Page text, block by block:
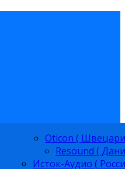
Oticon (
Resound (
Исток-Аудио (